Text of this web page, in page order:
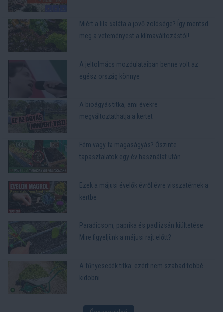
Miért a lila saláta a jövő zöldsége? Így mentsd
meg a veteményest a klímaváltozástól!
A jeltolmács mozdulataiban benne volt az
egész ország könnye
A bioágyás titka, ami évekre
megváltoztathatja a kertet
Fém vagy fa magaságyás? Őszinte
tapasztalatok egy év használat után
Ezek a májusi évelők évről évre visszatérnek a
kertbe
Paradicsom, paprika és padlizsán kiültetése:
Mire figyeljünk a májusi rajt előtt?
A fűnyesedék titka: ezért nem szabad többé
kidobni